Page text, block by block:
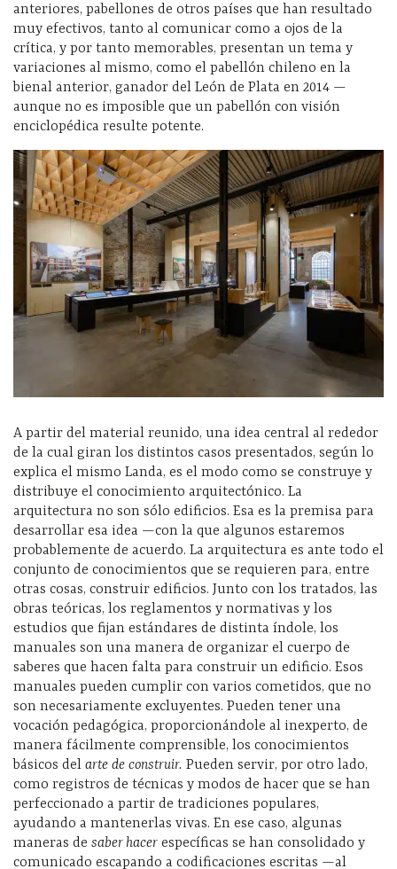
anteriores, pabellones de otros países que han resultado
muy efectivos, tanto al comunicar como a ojos de la
crítica, y por tanto memorables, presentan un tema y
variaciones al mismo, como el pabellón chileno en la
bienal anterior, ganador del León de Plata en 2014 —
aunque no es imposible que un pabellón con visión
enciclopédica resulte potente.
A partir del material reunido, una idea central al rededor
de la cual giran los distintos casos presentados, según lo
explica el mismo Landa, es el modo como se construye y
distribuye el conocimiento arquitectónico. La
arquitectura no son sólo edificios. Esa es la premisa para
desarrollar esa idea —con la que algunos estaremos
probablemente de acuerdo. La arquitectura es ante todo el
conjunto de conocimientos que se requieren para, entre
otras cosas, construir edificios. Junto con los tratados, las
obras teóricas, los reglamentos y normativas y los
estudios que fijan estándares de distinta índole, los
manuales son una manera de organizar el cuerpo de
saberes que hacen falta para construir un edificio. Esos
manuales pueden cumplir con varios cometidos, que no
son necesariamente excluyentes. Pueden tener una
vocación pedagógica, proporcionándole al inexperto, de
manera fácilmente comprensible, los conocimientos
básicos del arte de construir. Pueden servir, por otro lado,
como registros de técnicas y modos de hacer que se han
perfeccionado a partir de tradiciones populares,
ayudando a mantenerlas vivas. En ese caso, algunas
maneras de saber hacer específicas se han consolidado y
comunicado escapando a codificaciones escritas —al